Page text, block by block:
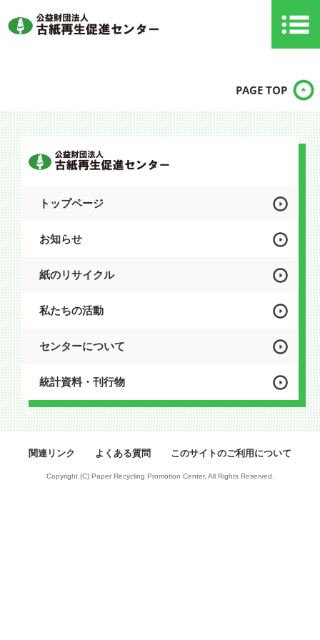
PAGE TOP
トップページ
お知らせ
紙のリサイクル
私たちの活動
センターについて
統計資料・刊行物
関連リンク よくある質問 このサイトのご利用について
Copyright (C) Paper Recycling Promotion Center, All Rights Reserved.